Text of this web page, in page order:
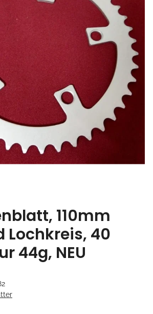
110mm
Lochkreis, 40
44g, NEU